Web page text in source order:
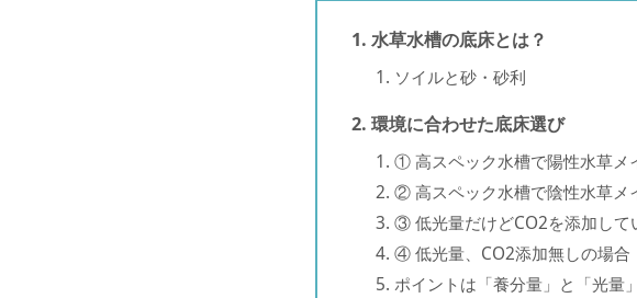
水草水槽の底床とは？
ソイルと砂・砂利
環境に合わせた底床選び
① 高スペック水槽で陽性水草メ
② 高スペック水槽で陰性水草メ
③ 低光量だけどCO2を添加して
④ 低光量、CO2添加無しの場合
ポイントは「養分量」と「光量」